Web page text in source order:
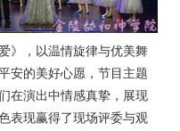
》，以温情旋律与优美舞
安的美好心愿，节目主题
在演出中情感真挚，展现
表现赢得了现场评委与观